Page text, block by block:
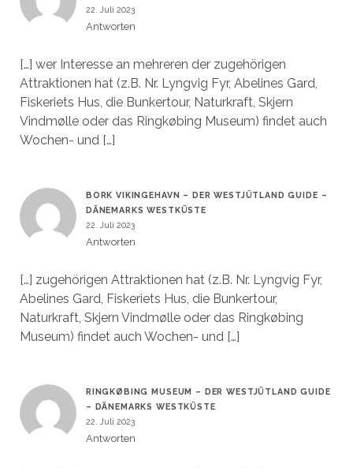
22. Juli 2023
Antworten
[…] wer Interesse an mehreren der zugehörigen
Attraktionen hat (z.B. Nr. Lyngvig Fyr, Abelines Gard,
Fiskeriets Hus, die Bunkertour, Naturkraft, Skjern
Vindmølle oder das Ringkøbing Museum) findet auch
Wochen- und […]
BORK VIKINGEHAVN – DER WESTJÜTLAND GUIDE –
DÄNEMARKS WESTKÜSTE
22. Juli 2023
Antworten
[…] zugehörigen Attraktionen hat (z.B. Nr. Lyngvig Fyr,
Abelines Gard, Fiskeriets Hus, die Bunkertour,
Naturkraft, Skjern Vindmølle oder das Ringkøbing
Museum) findet auch Wochen- und […]
RINGKØBING MUSEUM – DER WESTJÜTLAND GUIDE
– DÄNEMARKS WESTKÜSTE
22. Juli 2023
Antworten